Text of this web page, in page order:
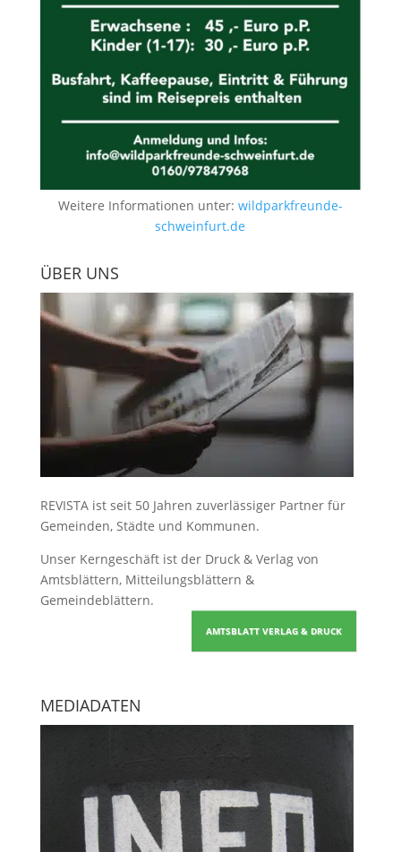
Weitere Informationen unter: wildparkfreunde-
schweinfurt.de
ÜBER UNS
REVISTA ist seit 50 Jahren zuverlässiger Partner für
Gemeinden, Städte und Kommunen.
Unser Kerngeschäft ist der Druck & Verlag von
Amtsblättern, Mitteilungsblättern &
Gemeindeblättern.
AMTSBLATT VERLAG & DRUCK
MEDIADATEN